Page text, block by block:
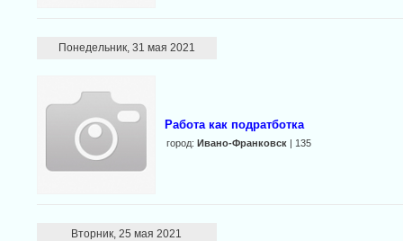
Понедельник, 31 мая 2021
Работа как подратботка
город: Ивано-Франковск| 135
Вторник, 25 мая 2021